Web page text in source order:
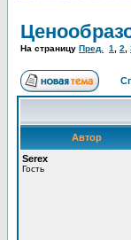
На страницу Пред. 1 2
Автор
Serex
Гость